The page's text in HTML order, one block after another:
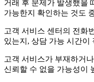
거래 후 문제가 발생했을
가능한지 확인하는 것도
고객 서비스 센터의 전화
있는지, 상담 가능 시간이
고객 서비스가 부재하거
신뢰할 수 없을 가능성이